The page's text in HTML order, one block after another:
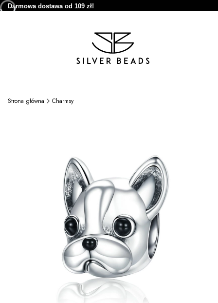
Darmowa dostawa od 109 zł!
Strona główna Charmsy